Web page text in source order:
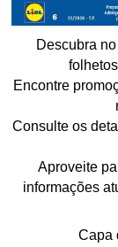
Descubra
Encontre
Consulte os
Aproveite
informações
Capa